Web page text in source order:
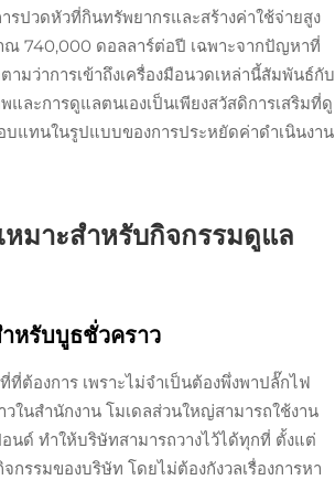
รปวดหัวที่กินทรัพยากรและสร้างค่าใช้จ่ายสูง
ณ 740,000 ดอลลาร์ต่อปี เฉพาะจากปัญหาที่
มว่าการเข้าถึงเครื่องมือนวดเหล่านี้สัมพันธ์กับ
และการดูแลตนเองเป็นเพียงสวัสดิการเสริมที่ดู
บแทนในรูปแบบของการประหยัดค่าดำเนินงาน
มาะสำหรับกิจกรรมดูแล
หรับบูธชั่วคราว
ที่ต้องการ เพราะไม่จำเป็นต้องพึ่งพาปลั๊กไฟ
ในสำนักงาน โมเดลส่วนใหญ่สามารถใช้งาน
นด์ ทำให้บริษัทสามารถวางไว้ได้ทุกที่ ตั้งแต่
รรมของบริษัท โดยไม่ต้องกังวลเรื่องการหา